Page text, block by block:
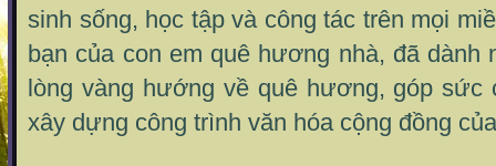
sinh sống, học tập và công tác trên mọi
bạn của con em quê hương nhà, đã dành
lòng vàng hướng về quê hương, góp sức
xây dựng công trình văn hóa cộng đồng